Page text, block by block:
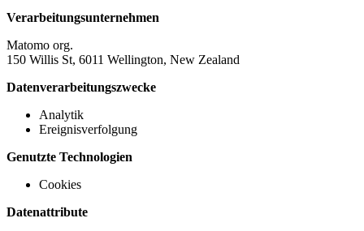
Verarbeitungsunternehmen
Matomo org.
150 Willis St, 6011 Wellington, New Zealand
Datenverarbeitungszwecke
Analytik
Ereignisverfolgung
Genutzte Technologien
Cookies
Datenattribute